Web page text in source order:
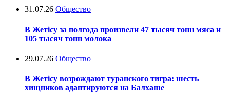
31.07.26 Общество
В Жетісу за полгода произвели 47 тысяч тонн мяса и
105 тысяч тонн молока
29.07.26 Общество
В Жетісу возрождают туранского тигра: шесть
хищников адаптируются на Балхаше